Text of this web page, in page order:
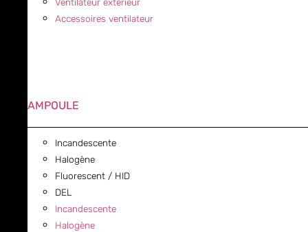
Accessoires ventilateur
AMPOULE
Incandescente
Halogène
Fluorescent / HID
DEL
Incandescente
Halogène